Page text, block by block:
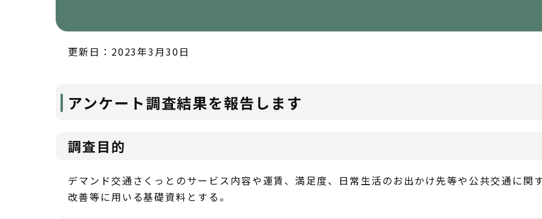
更新日：2023年3月30日
アンケート調査結果を報告します
調査目的
デマンド交通さくっとのサービス内容や運賃、満足度、日常生活のお出かけ先等や公共交通に関
改善等に用いる基礎資料とする。